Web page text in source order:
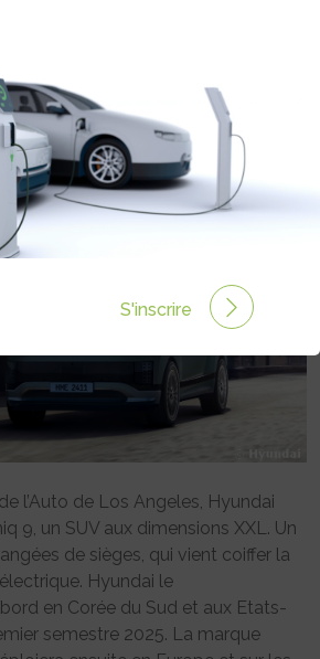
XXL
le 23 Nov 2024 à 06:00
l’Auto de Los Angeles, Hyundai
9, un SUV aux dimensions XXL. Un
de sièges, qui vient coiffer la
Hyundai le
en Corée du Sud et aux Etats-
semestre 2025. La marque
S'inscrire